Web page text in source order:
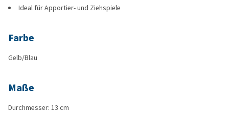
Ideal für Apportier- und Ziehspiele
Farbe
Gelb/Blau
Maße
Durchmesser: 13 cm